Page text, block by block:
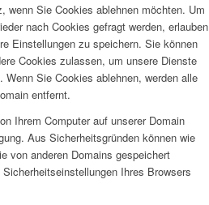
wenn Sie Cookies ablehnen möchten. Um
nach Cookies gefragt werden, erlauben
Einstellungen zu speichern. Sie können
Cookies zulassen, um unsere Dienste
Sie Cookies ablehnen, werden alle
entfernt.
Ihrem Computer auf unserer Domain
Aus Sicherheitsgründen können wie
von anderen Domains gespeichert
Ihres Browsers